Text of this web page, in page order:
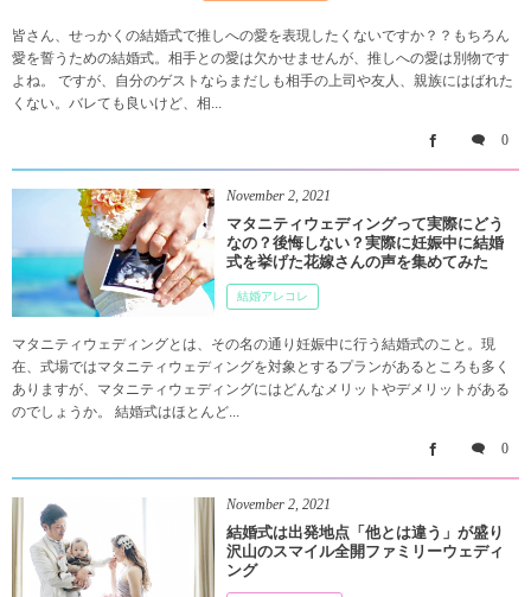
皆さん、せっかくの結婚式で推しへの愛を表現したくないですか？？もちろん
愛を誓うための結婚式。相手との愛は欠かせませんが、推しへの愛は別物です
よね。 ですが、自分のゲストならまだしも相手の上司や友人、親族にはばれた
くない。バレても良いけど、相...
0
November 2,2021
マタニティウェディングって実際にどう
なの？後悔しない？実際に妊娠中に結婚
式を挙げた花嫁さんの声を集めてみた
結婚アレコレ
マタニティウェディングとは、その名の通り妊娠中に行う結婚式のこと。現
在、式場ではマタニティウェディングを対象とするプランがあるところも多く
ありますが、マタニティウェディングにはどんなメリットやデメリットがある
のでしょうか。 結婚式はほとんど...
0
November 2,2021
結婚式は出発地点「他とは違う」が盛り
沢山のスマイル全開ファミリーウェディ
ング